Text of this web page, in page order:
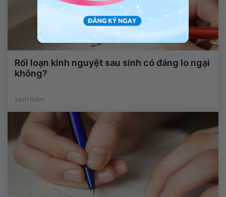
Rối loạn kinh nguyệt sau sinh có đáng lo ngại
không?
Xem thêm